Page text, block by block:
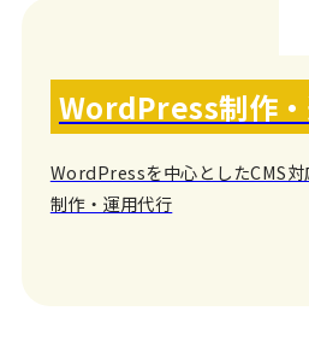
WordPress制作
WordPressを中心としたCMS
制作・運用代行